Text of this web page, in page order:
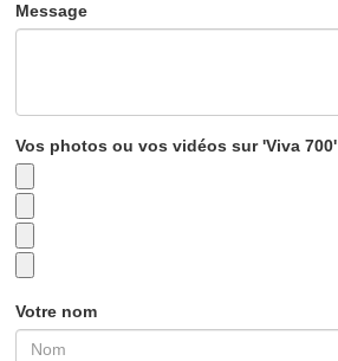
Message
Vos photos ou vos vidéos sur 'Viva 700'
Votre nom